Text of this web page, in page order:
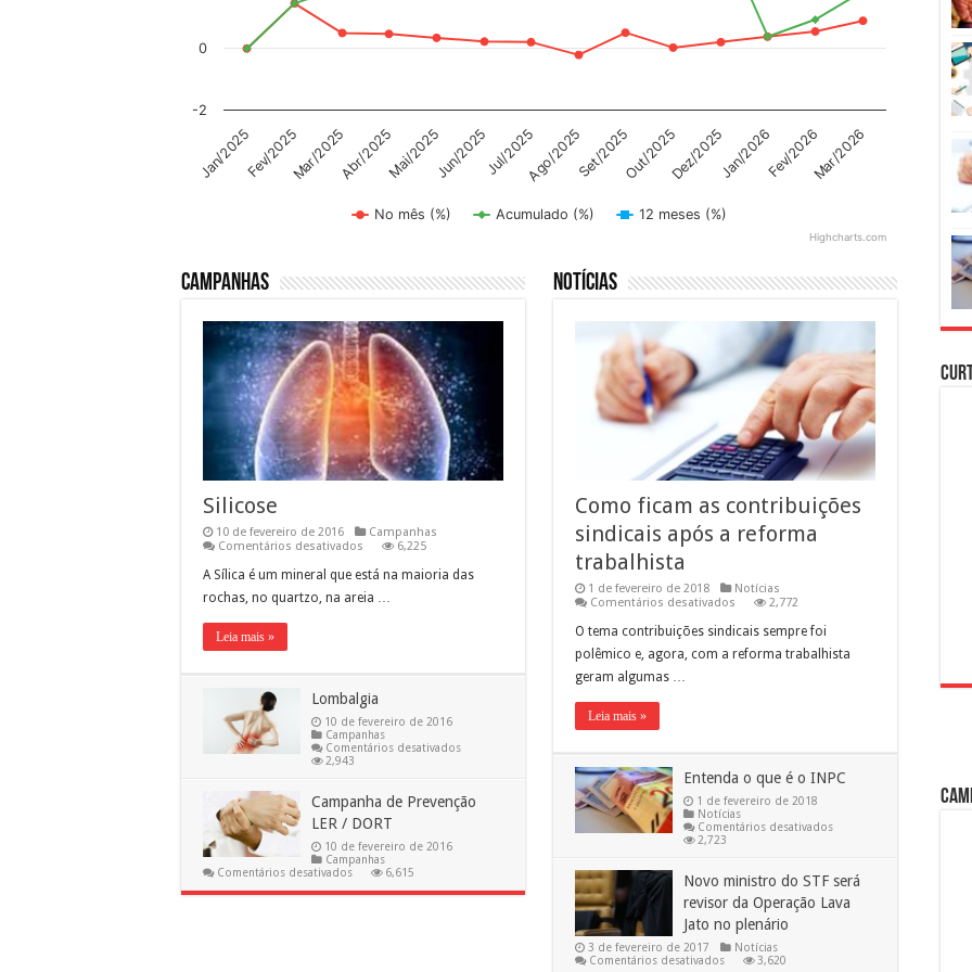
No mês (%) Acumulado (%) 12 meses (%)
Jan/2025Fev/2025Mar/2025Abr/2025Mai/2025Jun/2025Jul/2025Ago/2025Set/2025Out/2025Dez/2025Jan/2026Fev/2026Mar/2026
-2
0
Highcharts.com
Campanhas
Silicose
10 de fevereiro de 2016
Campanhas
Comentários desativados
6,225
A Sílica é um mineral que está na maioria das
rochas, no quartzo, na areia …
Leia mais »
Lombalgia
10 de fevereiro de 2016
Campanhas
Comentários desativadosem
2,943
Campanha de Prevenção
LER / DORT
10 de fevereiro de 2016
Campanhas
Comentários desativadosem
de
6,615
Notícias
Como ficam as contribuições
sindicais após a reforma
trabalhista
1 de fevereiro de 2018
Notícias
Comentários desativados
ficam
contribuições
2,772
O tema contribuições sindicais sempre foi
polêmico e, agora, com a reforma trabalhista
geram algumas …
Leia mais »
Entenda o que é o INPC
1 de fevereiro de 2018
Notícias
Comentários desativadosem
é
o
INPC
2,723
Novo ministro do STF será
revisor da Operação Lava
Jato no plenário
3 de fevereiro de 2017
Notícias
Comentários desativadosem
3,620